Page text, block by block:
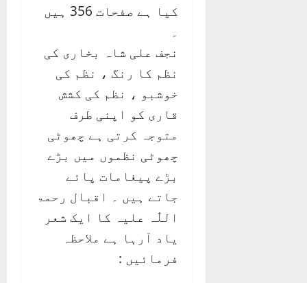
کیا ہے صفحات 356 ہیں
۔
نجف علی شاہ بخاری کی
نظم کا رنگ ، نظم کی
خوشبو ، نظم کی کشش
قاری کو اپنی طرف
متوجہ کرتی ہے چھوٹی
چھوٹی نظموں میں بڑے
بڑے پیغامات پائے
جاتے ہیں ۔ اقبال رحمۃ
اللّٰہ علیہ کا ایک شعر
یاد آرہا ہے ملاحظہ
فرمائیں :